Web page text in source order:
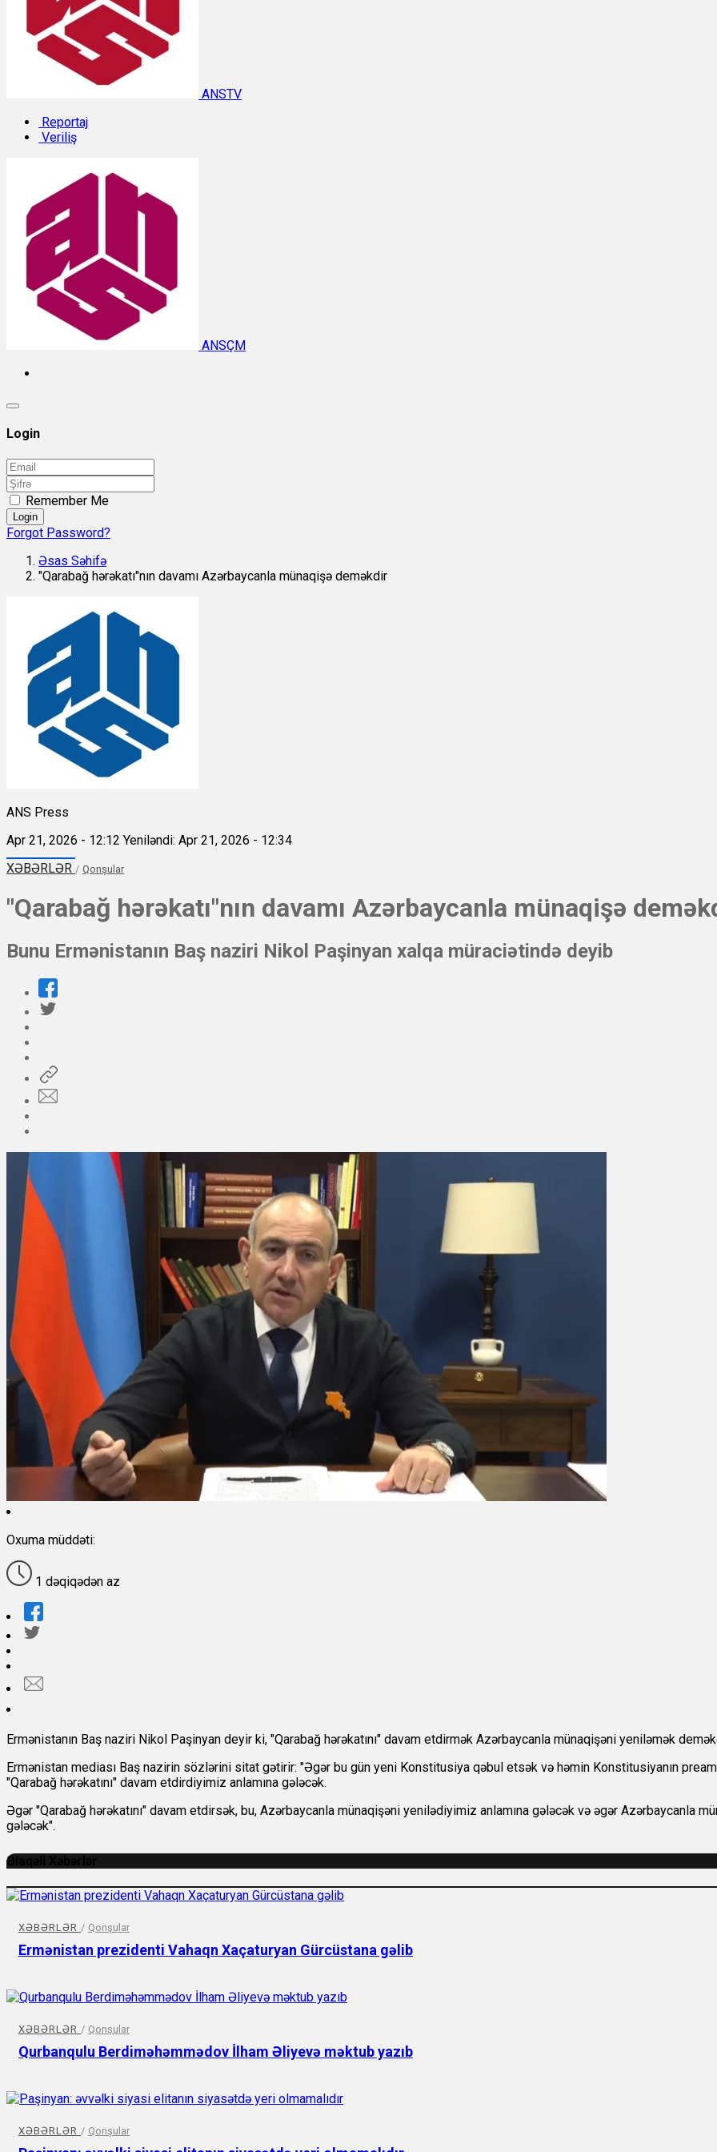
ANSTV
Reportaj
Veriliş
ANSÇM
Login
Remember Me
Login
Forgot Password?
Əsas Səhifə
"Qarabağ hərəkatı"nın davamı Azərbaycanla münaqişə deməkdir
ANS Press
Apr 21, 2026 - 12:12 Yeniləndi: Apr 21, 2026 - 12:34
XƏBƏRLƏR / Qonşular
"Qarabağ hərəkatı"nın davamı Azərbaycanla münaqişə
Bunu Ermənistanın Baş naziri Nikol Paşinyan xalqa müraciətində deyib
Oxuma müddəti:
1 dəqiqədən az
Ermənistanın Baş naziri Nikol Paşinyan deyir ki, "Qarabağ hərəkatını" davam etdirmək Azərbaycanla münaqişəni yeniləmək
Ermənistan mediası Baş nazirin sözlərini sitat gətirir: "Əgər bu gün yeni Konstitusiya qəbul etsək və həmin Konstitusiyanın
"Qarabağ hərəkatını" davam etdirdiyimiz anlamına gələcək.
Əgər "Qarabağ hərəkatını" davam etdirsək, bu, Azərbaycanla münaqişəni yenilədiyimiz anlamına gələcək və əgər Azərbaycanla
gələcək".
Əlaqəli Xəbərlər
XƏBƏRLƏR / Qonşular
Ermənistan prezidenti Vahaqn Xaçaturyan Gürcüstana gəlib
XƏBƏRLƏR / Qonşular
Qurbanqulu Berdiməhəmmədov İlham Əliyevə məktub yazıb
XƏBƏRLƏR / Qonşular